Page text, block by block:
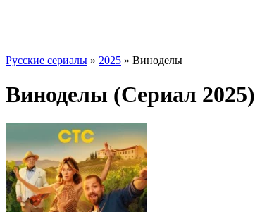
Русские сериалы » 2025 » Виноделы
Виноделы (Сериал 2025)